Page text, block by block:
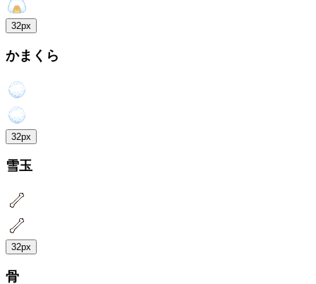
32px
かまくら
32px
雪玉
32px
骨